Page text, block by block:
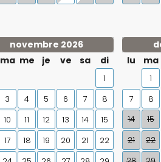
novembre 2026
ma me je ve sa di
1
3 4 5 6 7
8
10 11 12 13 14
15
17 18 19 20 21
22
lu
ma
1
7
8
14
15
21
22